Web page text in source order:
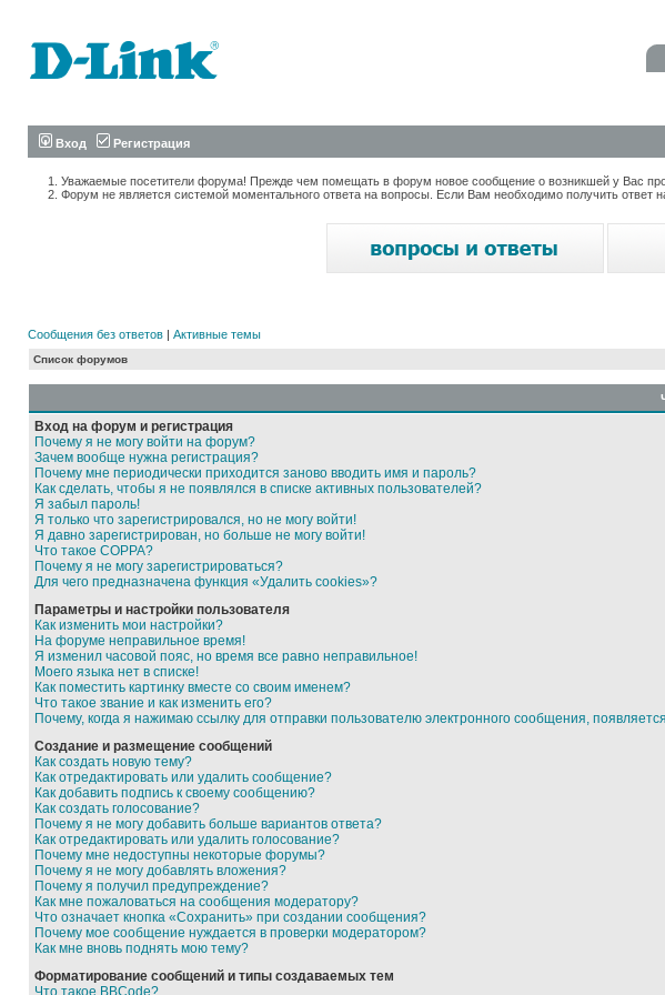
Вход Регистрация
Уважаемые посетители форума! Прежде чем помещать в форум новое сообщение о возникшей у Вас
Форум не является системой моментального ответа на вопросы. Если Вам необходимо получить
Сообщения без ответов | Активные темы
Список форумов
Вход на форум и регистрация
Почему я не могу войти на форум?
Зачем вообще нужна регистрация?
Почему мне периодически приходится заново вводить имя и пароль?
Как сделать, чтобы я не появлялся в списке активных пользователей?
Я забыл пароль!
Я только что зарегистрировался, но не могу войти!
Я давно зарегистрирован, но больше не могу войти!
Что такое COPPA?
Почему я не могу зарегистрироваться?
Для чего предназначена функция «Удалить cookies»?
Параметры и настройки пользователя
Как изменить мои настройки?
На форуме неправильное время!
Я изменил часовой пояс, но время все равно неправильное!
Моего языка нет в списке!
Как поместить картинку вместе со своим именем?
Что такое звание и как изменить его?
Почему, когда я нажимаю ссылку для отправки пользователю электронного сообщения,
Создание и размещение сообщений
Как создать новую тему?
Как отредактировать или удалить сообщение?
Как добавить подпись к своему сообщению?
Как создать голосование?
Почему я не могу добавить больше вариантов ответа?
Как отредактировать или удалить голосование?
Почему мне недоступны некоторые форумы?
Почему я не могу добавлять вложения?
Почему я получил предупреждение?
Как мне пожаловаться на сообщения модератору?
Что означает кнопка «Сохранить» при создании сообщения?
Почему мое сообщение нуждается в проверки модератором?
Как мне вновь поднять мою тему?
Форматирование сообщений и типы создаваемых тем
Что такое BBCode?